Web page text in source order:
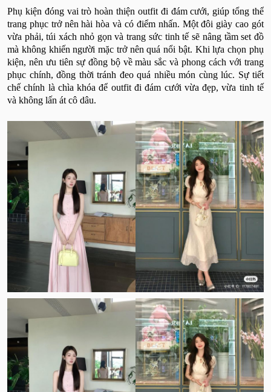
Phụ kiện đóng vai trò hoàn thiện outfit đi đám cưới, giúp tổng thể
trang phục trở nên hài hòa và có điểm nhấn. Một đôi giày cao gót
vừa phải, túi xách nhỏ gọn và trang sức tinh tế sẽ nâng tầm set đồ
mà không khiến người mặc trở nên quá nổi bật. Khi lựa chọn phụ
kiện, nên ưu tiên sự đồng bộ về màu sắc và phong cách với trang
phục chính, đồng thời tránh đeo quá nhiều món cùng lúc. Sự tiết
chế chính là chìa khóa để outfit đi đám cưới vừa đẹp, vừa tinh tế
và không lấn át cô dâu.